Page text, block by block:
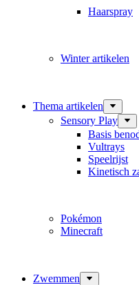
Haarspray
Winter artikelen
Thema artikelen
Sensory Play
Basis
Vultrays
Speelrijst
Kinetisch
Pokémon
Minecraft
Zwemmen